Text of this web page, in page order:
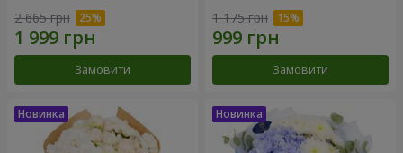
2 665 грн
Замовити
1 175 грн
Замовити